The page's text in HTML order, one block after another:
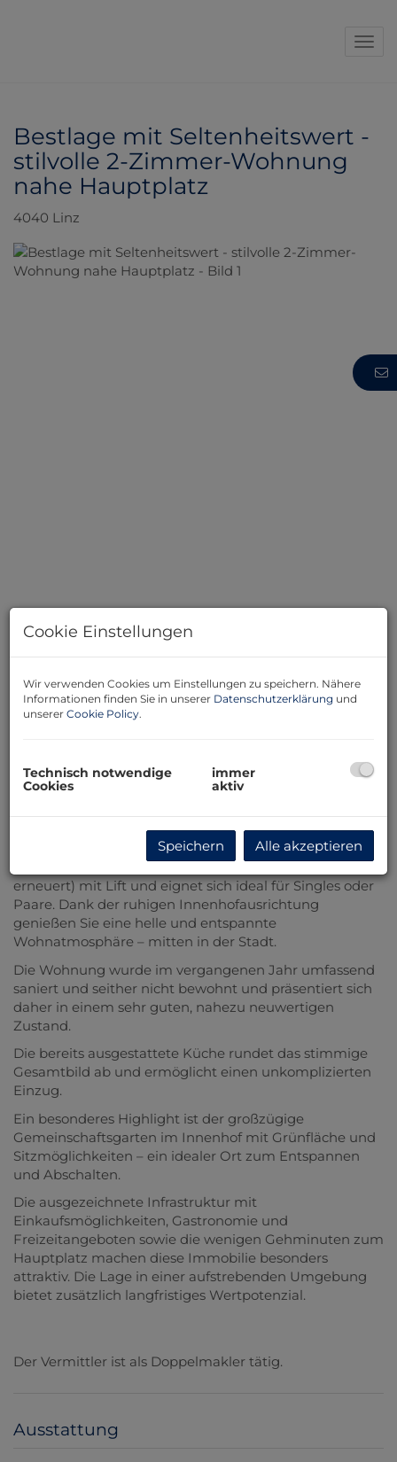
Bestlage mit Seltenheitswert -
stilvolle 2-Zimmer-Wohnung
nahe Hauptplatz
4040 Linz
Beschreibung
Helle Wohlfühlwohnung in Linz-Urfahr
durch ihr durchdachten Grundriss, den sehr gepflegten
Zustand und eine Lage
, die in dieser Kombination
ruhig.
Die Wohnung befindet sich in einem gepflegten
Mehrfamilienhaus aus dem Jahr 1995 (Fassade 2024
erneuert) mit Lift und eignet sich ideal für Singles oder
Paare. Dank der ruhigen Innenhofausrichtung
genießen Sie eine helle und entspannte
Wohnatmosphäre – mitten in der Stadt.
Die Wohnung wurde im vergangenen Jahr umfassend
saniert und seither nicht bewohnt und präsentiert sich
daher in einem sehr guten, nahezu neuwertigen
Zustand.
Die bereits ausgestattete Küche rundet das stimmige
Gesamtbild ab und ermöglicht einen unkomplizierten
Einzug.
Ein besonderes Highlight ist der großzügige
Gemeinschaftsgarten im Innenhof mit Grünfläche und
Sitzmöglichkeiten – ein idealer Ort zum Entspannen
und Abschalten.
Die ausgezeichnete Infrastruktur mit
Einkaufsmöglichkeiten, Gastronomie und
Freizeitangeboten sowie die wenigen Gehminuten zum
Hauptplatz machen diese Immobilie besonders
attraktiv. Die Lage in einer aufstrebenden Umgebung
bietet zusätzlich langfristiges Wertpotenzial.
Der Vermittler ist als Doppelmakler tätig.
Ausstattung
Cookie Einstellungen
Wir verwenden Cookies um Einstellungen zu speichern. Nähere
Informationen finden Sie in unserer Datenschutzerklärung und
unserer Cookie Policy.
Technisch notwendige
Cookies
immer
aktiv
Speichern Alle akzeptieren